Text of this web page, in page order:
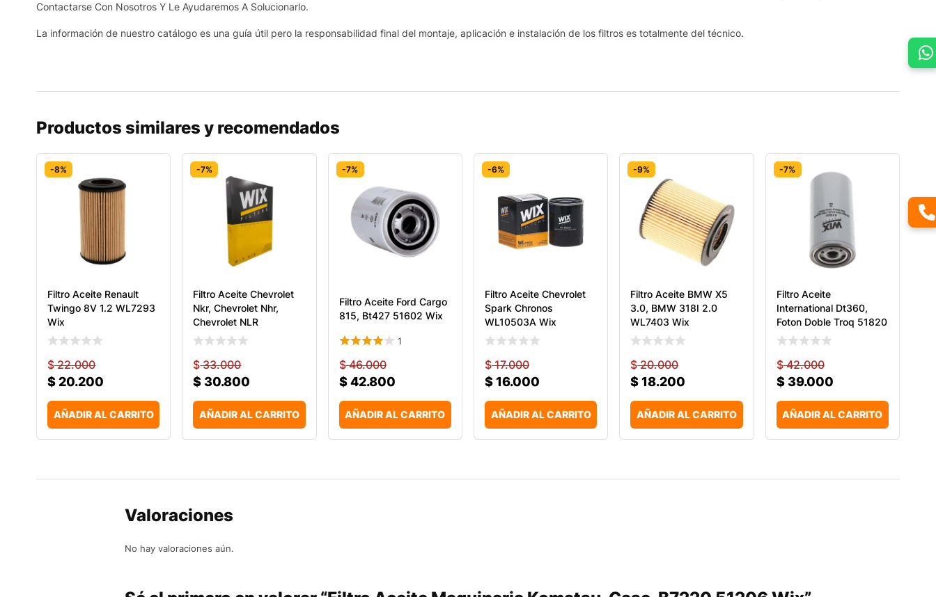
Contactarse Con Nosotros Y Le Ayudaremos A Solucionarlo.
La información de nuestro catálogo es una guía útil pero la responsabilidad final del montaje, aplicación e instalación de los filtros es totalmente del técnico.
Productos similares y recomendados
-8%
Filtro Aceite Renault
Twingo 8V 1.2 WL7293
Wix
$22.000
$20.200
AÑADIR AL CARRITO
-7%
Filtro Aceite Chevrolet
Nkr, Chevrolet Nhr,
Chevrolet NLR
$33.000
$30.800
AÑADIR AL CARRITO
-7%
Filtro Aceite Ford Cargo
815, Bt427 51602 Wix
1
$46.000
$42.800
AÑADIR AL CARRITO
-6%
Filtro Aceite Chevrolet
Spark Chronos
WL10503A Wix
$17.000
$16.000
AÑADIR AL CARRITO
-9%
Filtro Aceite BMW X5
3.0, BMW 318I 2.0
WL7403 Wix
$20.000
$18.200
AÑADIR AL CARRITO
-7%
Filtro Aceite
International Dt360,
Foton Doble Troq 51820
$42.000
$39.000
AÑADIR AL CARRITO
Valoraciones
No hay valoraciones aún.